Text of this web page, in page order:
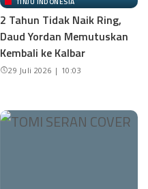
2 Tahun Tidak Naik Ring,
Daud Yordan Memutuskan
Kembali ke Kalbar
29 Juli 2026 | 10:03